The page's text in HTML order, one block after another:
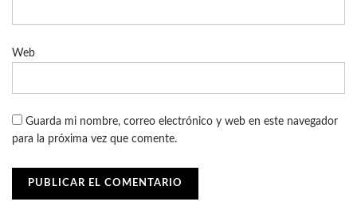
Web
Guarda mi nombre, correo electrónico y web en este navegador
para la próxima vez que comente.